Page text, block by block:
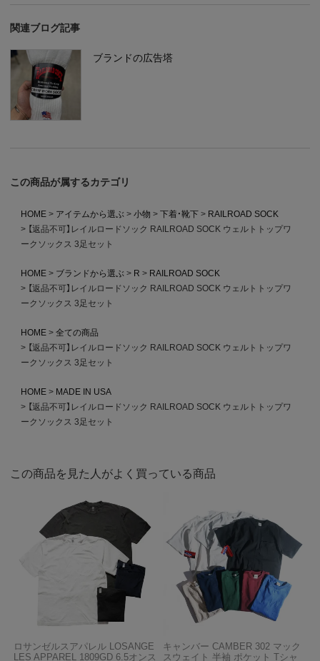
関連ブログ記事
ブランドの広告塔
この商品が属するカテゴリ
HOME アイテムから選ぶ 小物 下着・靴下
RAILROAD SOCK
【返品不可】レイルロードソック RAILROAD SOCK ウェルトトップワ
ークソックス 3足セット
HOME ブランドから選ぶ R
RAILROAD SOCK
【返品不可】レイルロードソック RAILROAD SOCK ウェルトトップワ
ークソックス 3足セット
HOME
全ての商品
【返品不可】レイルロードソック RAILROAD SOCK ウェルトトップワ
ークソックス 3足セット
HOME
MADE IN USA
【返品不可】レイルロードソック RAILROAD SOCK ウェルトトップワ
ークソックス 3足セット
この商品を見た人がよく買っている商品
ロサンゼルスアパレル LOSANGE
LES APPAREL 1809GD 6.5オンス
キャンバー CAMBER 302 マック
スウェイト 半袖 ポケット Tシャ